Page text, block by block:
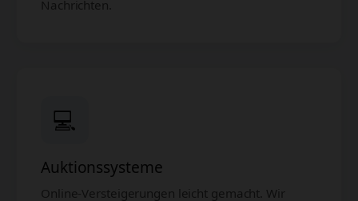
Nachrichten.
💻
Auktionssysteme
Online-Versteigerungen leicht gemacht. Wir